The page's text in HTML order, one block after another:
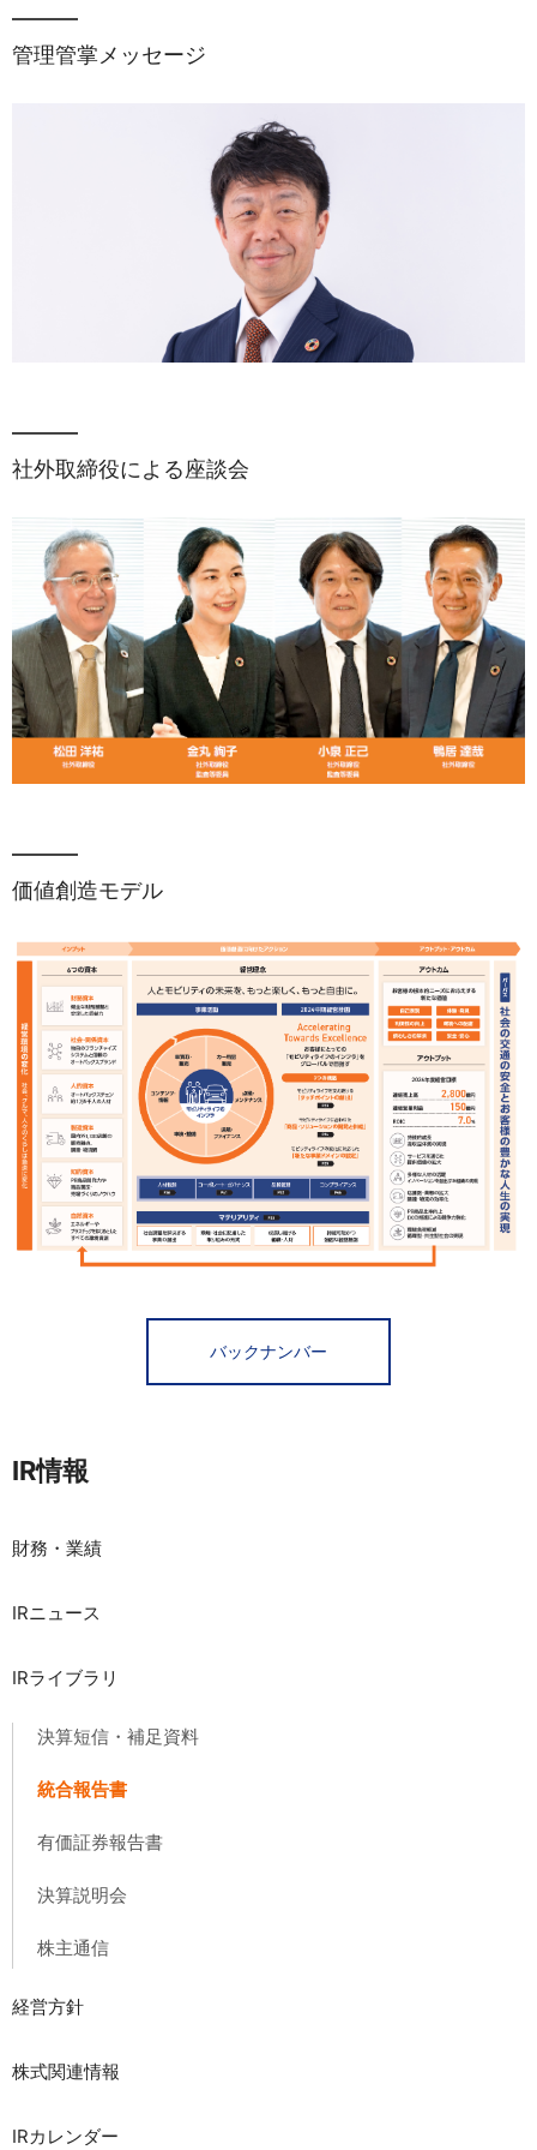
IR情報
財務・業績
IRニュース
IRライブラリ
決算短信・補足資料
統合報告書
有価証券報告書
決算説明会
株主通信
経営方針
株式関連情報
IRカレンダー
管理管掌メッセージ
社外取締役による座談会
価値創造モデル
バックナンバー